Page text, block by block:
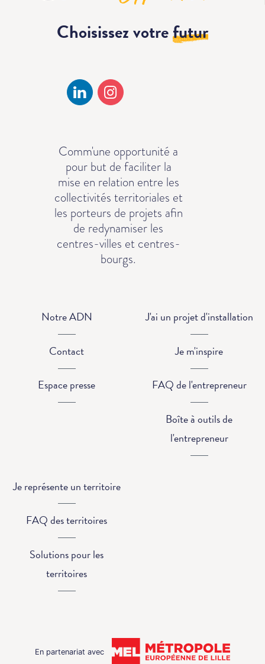
Choisissez votrefutur
Comm'une opportunité a
pour but de faciliter la
mise en relation entre les
collectivités territoriales et
les porteurs de projets afin
de redynamiser les
centres-villes et centres-
bourgs.
Notre ADN
Contact
Espace presse
J'ai un projet d'installation
Je m'inspire
FAQ de l'entrepreneur
Boîte à outils de
l'entrepreneur
Je représente un territoire
FAQ des territoires
Solutions pour les
territoires
En partenariat avec